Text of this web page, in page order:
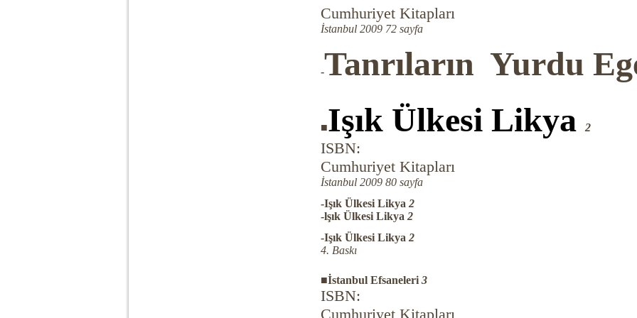
Cumhuriyet Kitapları
İstanbul 2009 72 sayfa
-Tanrıların Yurdu
■Işık Ülkesi Likya 2
ISBN:
Cumhuriyet Kitapları
İstanbul 2009 80 sayfa
-Işık Ülkesi Likya 2
-lşık Ülkesi Likya 2
-Işık Ülkesi Likya 2
4. Baskı
■İstanbul Efsaneleri 3
ISBN:
Cumhuriyet Kitapları